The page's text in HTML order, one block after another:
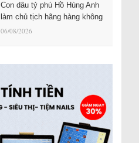
Con dâu tỷ phú Hồ Hùng Anh
làm chủ tịch hãng hàng không
06/08/2026